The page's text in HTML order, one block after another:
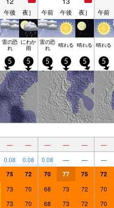
午後 夜］ 午前 午後 夜］ 午前
雷の恐
れ
にわか
雨
雷の恐
れ 晴れる 晴れる 晴れる
5 5 5 5 5 5
— — — — — —
0.08 0.08 0.08 — — —
75 72 70 77 75 72
73 70 68 73 72 70
73 70 68 73 72 70